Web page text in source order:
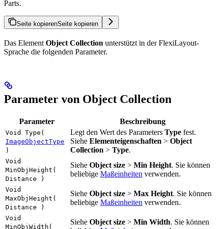
Parts.
Seite kopierenSeite kopieren
Das Element Object Collection unterstützt in der FlexiLayout-
Sprache die folgenden Parameter.
Parameter von Object Collection
Parameter Beschreibung
Void Type(
ImageObjectType
)
Legt den Wert des Parameters Type fest.
Siehe Elementeigenschaften > Object
Collection > Type.
Void
MinObjHeight(
Distance )
Siehe Object size > Min Height. Sie können
beliebige Maßeinheiten verwenden.
Void
MaxObjHeight(
Distance )
Siehe Object size > Max Height. Sie können
beliebige Maßeinheiten verwenden.
Void
MinObjWidth(
Siehe Object size > Min Width. Sie können